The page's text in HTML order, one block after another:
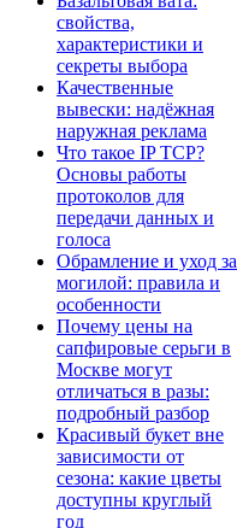
свойства,
характеристики и
секреты выбора
Качественные
вывески: надёжная
наружная реклама
Что такое IP TCP?
Основы работы
протоколов для
передачи данных и
голоса
Обрамление и уход за
могилой: правила и
особенности
Почему цены на
сапфировые серьги в
Москве могут
отличаться в разы:
подробный разбор
Красивый букет вне
зависимости от
сезона: какие цветы
доступны круглый
год